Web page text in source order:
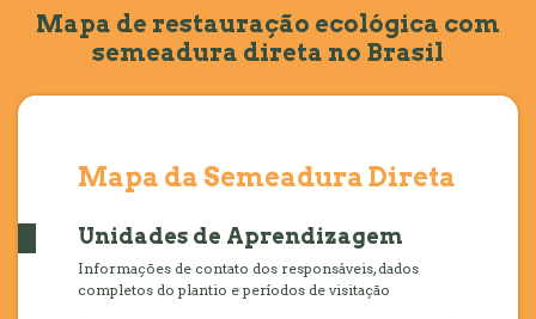
Mapa de restauração ecológica com
semeadura direta no Brasil
Mapa da Semeadura Direta
Unidades de Aprendizagem
Informações de contato dos responsáveis, dados
completos do plantio e períodos de visitação